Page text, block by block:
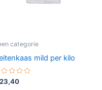
categorie
mild per kilo
23,40